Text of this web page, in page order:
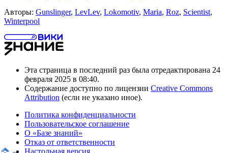
Авторы: Gunslinger, LevLev, Lokomotiv, Maria, Roz, Scientist,
Winterpool
Эта страница в последний раз была отредактирована 24
февраля 2025 в 08:40.
Содержание доступно по лицензии Creative Commons
Attribution (если не указано иное).
Политика конфиденциальности
Пользовательское соглашение
О «Базе знаний»
Отказ от ответственности